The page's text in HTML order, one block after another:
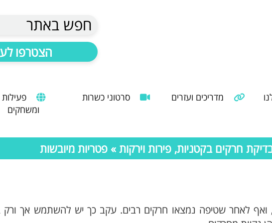
חפש באתר
הצטרפו
מדריכים ועזרים סרטוני כשרות
פעילות
ומשחקים
חרקים בקטניות, פירות וירקות » פטריות מיובשות
ואף לאחר שטיפה נמצאו חרקים רבים. עקב כך יש להשתמש אך ורק